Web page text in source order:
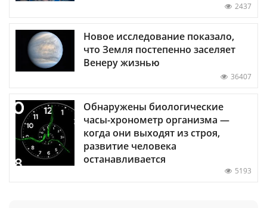
2437
Новое исследование показало,
что Земля постепенно заселяет
Венеру жизнью
36407
Обнаружены биологические
часы-хронометр организма —
когда они выходят из строя,
развитие человека
останавливается
5193